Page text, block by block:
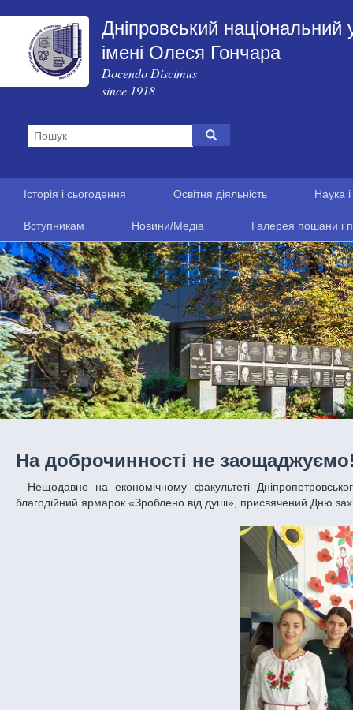
Дніпровський національний
імені Олеся Гончара
Docendo Discimus
since 1918
Історія і сьогодення Освітня діяльність Наука
Вступникам Новини/Медіа Галерея пошани і
На доброчинності не
Нещодавно на економічному факультеті Дніпропетровського національного університету імені Олеся Гончара відбувся Український
благодійний ярмарок «Зроблено від душі», присвячений Дню